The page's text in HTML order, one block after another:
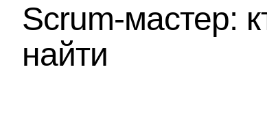
Scrum-мастер:
найти